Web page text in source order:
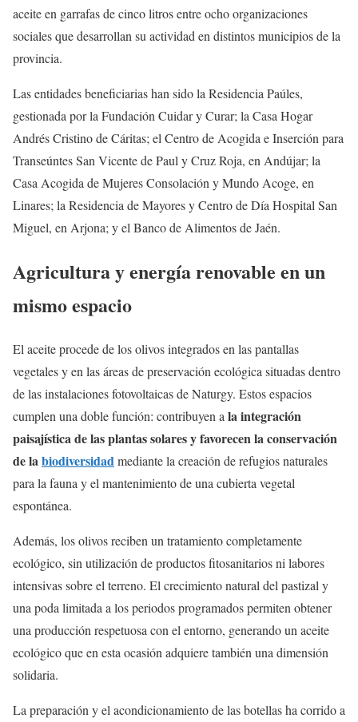
aceite en garrafas de cinco litros entre ocho organizaciones
sociales que desarrollan su actividad en distintos municipios de la
provincia.
Las entidades beneficiarias han sido la Residencia Paúles,
gestionada por la Fundación Cuidar y Curar; la Casa Hogar
Andrés Cristino de Cáritas; el Centro de Acogida e Inserción para
Transeúntes San Vicente de Paul y Cruz Roja, en Andújar; la
Casa Acogida de Mujeres Consolación y Mundo Acoge, en
Linares; la Residencia de Mayores y Centro de Día Hospital San
Miguel, en Arjona; y el Banco de Alimentos de Jaén.
Agricultura y energía renovable en un
mismo espacio
El aceite procede de los olivos integrados en las pantallas
vegetales y en las áreas de preservación ecológica situadas dentro
de las instalaciones fotovoltaicas de Naturgy. Estos espacios
cumplen una doble función: contribuyen a la integración
paisajística de las plantas solares y favorecen la conservación
de labiodiversidadmediante la creación de refugios naturales
para la fauna y el mantenimiento de una cubierta vegetal
espontánea.
Además, los olivos reciben un tratamiento completamente
ecológico, sin utilización de productos fitosanitarios ni labores
intensivas sobre el terreno. El crecimiento natural del pastizal y
una poda limitada a los periodos programados permiten obtener
una producción respetuosa con el entorno, generando un aceite
ecológico que en esta ocasión adquiere también una dimensión
solidaria.
La preparación y el acondicionamiento de las botellas ha corrido a